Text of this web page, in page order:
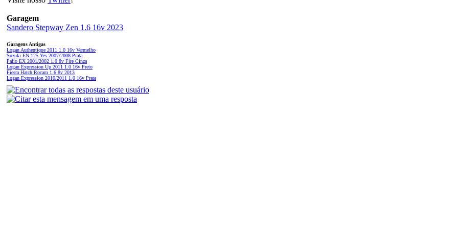
Garagem
Sandero Stepway Zen 1.6 16v 2023
Garagens Antigas
Logan Authentique 2011 1.0 16v Vermelho
Suzuki EN 125 Yes 2007/2008 Prata
Palio EX 2001/2002 1.0 8v Fire Cinza
Logan Expression Up 2011 1.0 16v Preto
Fiesta Hatch Rocam 1.6 8v 2013
Logan Expression 2010/2011 1.0 16v Prata